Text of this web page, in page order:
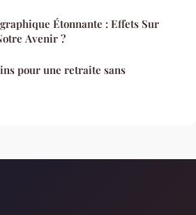
Étonnante : Effets Sur
Avenir ?
pour une retraite sans